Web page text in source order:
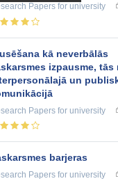
Papers for university
kā neverbālās
izpausme, tās
un
Papers for university
barjeras
Papers for university